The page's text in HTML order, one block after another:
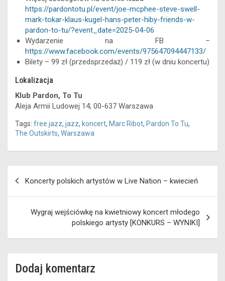
https://pardontotu.pl/event/joe-mcphee-steve-swell-
mark-tokar-klaus-kugel-hans-peter-hiby-friends-w-
pardon-to-tu/?event_date=2025-04-06
Wydarzenie na FB –
https://www.facebook.com/events/975647094447133/
Bilety – 99 zł (przedsprzedaż) / 119 zł (w dniu koncertu)
Lokalizacja
Klub Pardon, To Tu
Aleja Armii Ludowej 14; 00-637 Warszawa
Tags: free jazz, jazz, koncert, Marc Ribot, Pardon To Tu,
The Outskirts, Warszawa
Koncerty polskich artystów w Live Nation – kwiecień
Wygraj wejściówkę na kwietniowy koncert młodego
polskiego artysty [KONKURS – WYNIKI]
Dodaj komentarz